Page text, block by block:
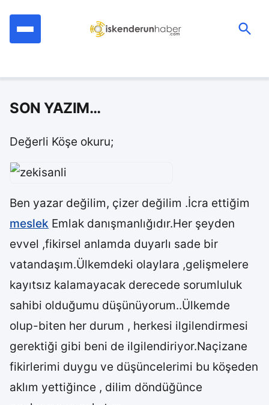
SON YAZIM…
Değerli Köşe okuru;
Ben yazar değilim, çizer değilim .İcra ettiğim
meslek Emlak danışmanlığıdır.Her şeyden
evvel ,fikirsel anlamda duyarlı sade bir
vatandaşım.Ülkemdeki olaylara ,gelişmelere
kayıtsız kalamayacak derecede sorumluluk
sahibi olduğumu düşünüyorum..Ülkemde
olup-biten her durum , herkesi ilgilendirmesi
gerektiği gibi beni de ilgilendiriyor.Naçizane
fikirlerimi duygu ve düşüncelerimi bu köşeden
aklım yettiğince , dilim döndüğünce